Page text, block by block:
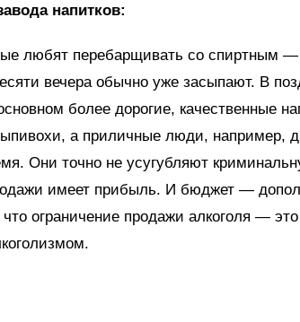
напитков:
любят перебарщивать со спиртным —
вечера обычно уже засыпают. В
более дорогие, качественные
а приличные люди, например,
Они точно не усугубляют
имеет прибыль. И бюджет —
ограничение продажи алкоголя —